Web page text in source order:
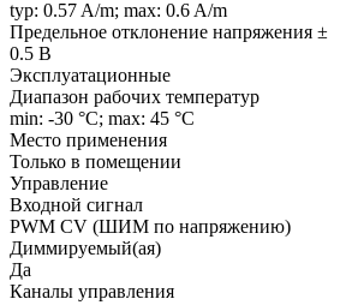
typ: 0.57 A/m; max: 0.6 A/m
Предельное отклонение напряжения ±
0.5 В
Эксплуатационные
Диапазон рабочих температур
min: -30 °C; max: 45 °C
Место применения
Только в помещении
Управление
Входной сигнал
PWM СV (ШИМ по напряжению)
Диммируемый(ая)
Да
Каналы управления